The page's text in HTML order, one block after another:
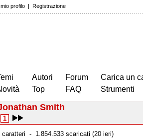
mio profilo | Registrazione
Autori
Top
Forum
FAQ
Carica un
Strumenti
Smith
1
caratteri - 1.854.533 scaricati (20 ieri)